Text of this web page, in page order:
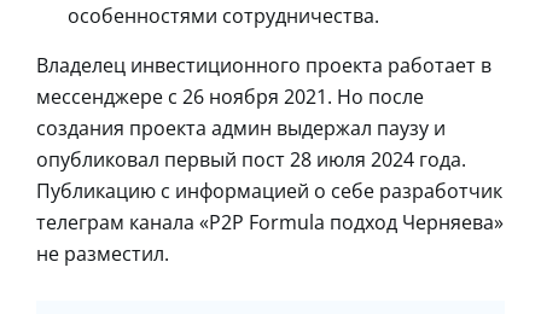
особенностями сотрудничества.
Владелец инвестиционного проекта работает в
мессенджере с 26 ноября 2021. Но после
создания проекта админ выдержал паузу и
опубликовал первый пост 28 июля 2024 года.
Публикацию с информацией о себе разработчик
телеграм канала «P2P Formula подход Черняева»
не разместил.